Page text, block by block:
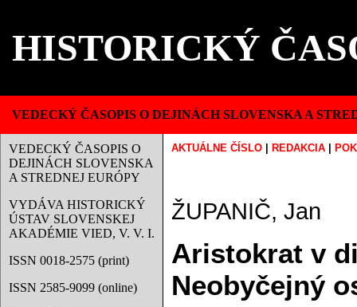
HISTORICKÝ
VEDECKÝ ČASOPIS O DEJINÁCH SLOVENSKA A
VEDECKÝ ČASOPIS O
DEJINÁCH SLOVENSKA
A STREDNEJ EURÓPY
VYDÁVA HISTORICKÝ
ÚSTAV SLOVENSKEJ
AKADÉMIE VIED, V. V. I.
ISSN 0018-2575 (print)
ISSN 2585-9099 (online)
AKTUÁLNE ČÍSLO REDAKCIA
ŽUPANIČ, Jan
Aristokrat v
Neobyčejný